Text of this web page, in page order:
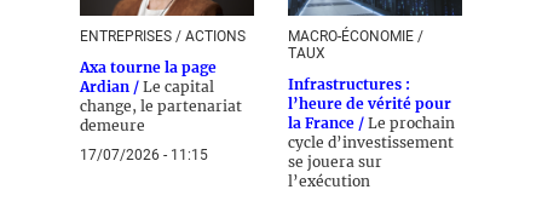
ENTREPRISES / ACTIONS
Axa tourne la page
Ardian / Le capital
change, le partenariat
demeure
17/07/2026 - 11:15
MACRO-ÉCONOMIE /
TAUX
Infrastructures :
l’heure de vérité pour
la France / Le prochain
cycle d’investissement
se jouera sur
l’exécution